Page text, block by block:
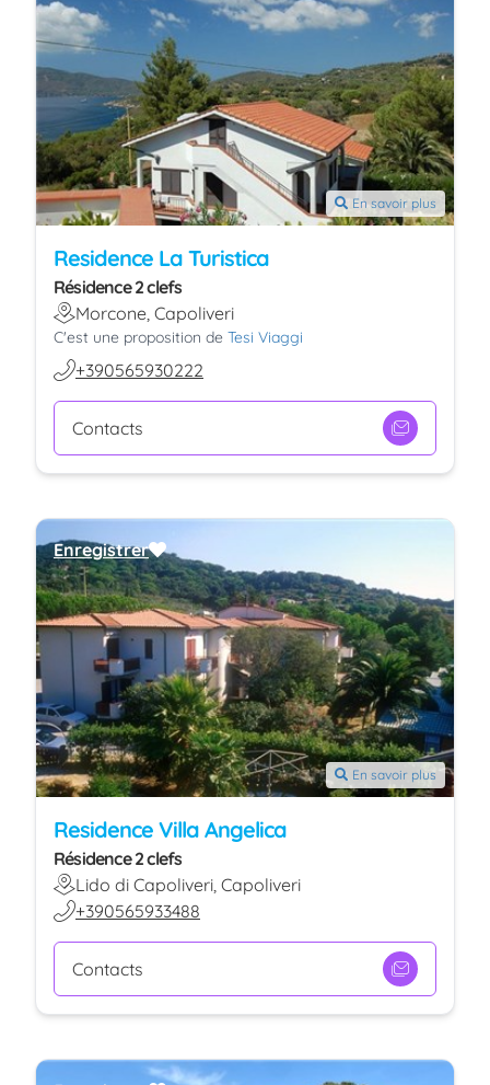
En savoir plus
Residence La Turistica
Résidence 2 clefs
Morcone, Capoliveri
C'est une proposition de Tesi Viaggi
+390565930222
Contacts
En savoir plus
Residence Villa Angelica
Résidence 2 clefs
Lido di Capoliveri, Capoliveri
+390565933488
Contacts
Enregistrer